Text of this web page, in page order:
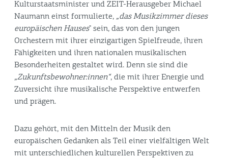
Kulturstaatsminister und ZEIT-Herausgeber Michael
Naumann einst formulierte, „das Musikzimmer dieses
europäischen Hauses" sein, das von den jungen
Orchestern mit ihrer einzigartigen Spielfreude, ihren
Fähigkeiten und ihren nationalen musikalischen
Besonderheiten gestaltet wird. Denn sie sind die
„Zukunftsbewohner:innen“, die mit ihrer Energie und
Zuversicht ihre musikalische Perspektive entwerfen
und prägen.
Dazu gehört, mit den Mitteln der Musik den
europäischen Gedanken als Teil einer vielfältigen Welt
mit unterschiedlichen kulturellen Perspektiven zu